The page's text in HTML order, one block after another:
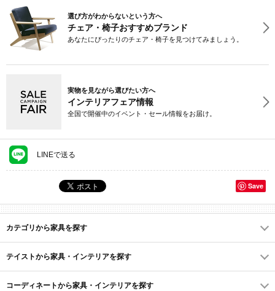
選び方がわからないという方へ
チェア・椅子おすすめブランド
あなたにぴったりのチェア・椅子を見つけてみましょう。
実物を見ながら選びたい方へ
インテリアフェア情報
全国で開催中のイベント・セール情報をお届け。
LINEで送る
Save
カテゴリから家具を探す
テイストから家具・インテリアを探す
コーディネートから家具・インテリアを探す